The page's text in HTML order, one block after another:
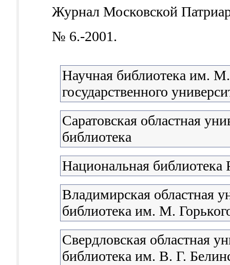
Журнал Московской
№ 6.-2001.
Научная библиотека им.
государственного
Саратовская областная
библиотека
Национальная библиотека
Владимирская областная
библиотека им. М.
Свердловская областная
библиотека им. В. Г.